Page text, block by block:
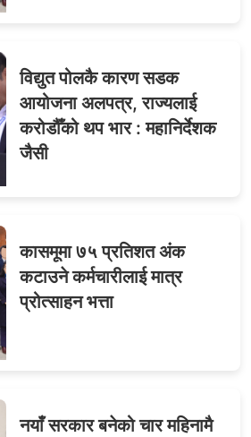
विद्युत पोलकै कारण सडक
आयोजना अलपत्र, राज्यलाई
करोडौँको थप भार : महानिर्देशक
जैसी
कासमूमा ७५ प्रतिशत अंक
कटाउने कर्मचारीलाई मात्र
प्रोत्साहन भत्ता
नयाँ सरकार बनेको चार महिनामै